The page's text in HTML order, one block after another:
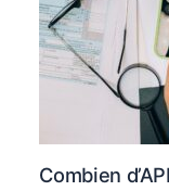
Combien